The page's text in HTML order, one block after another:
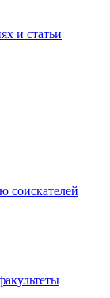
и статьи
соискателей